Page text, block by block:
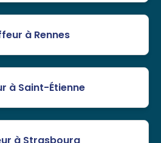
à Rennes
à Saint-Étienne
à Strasbourg